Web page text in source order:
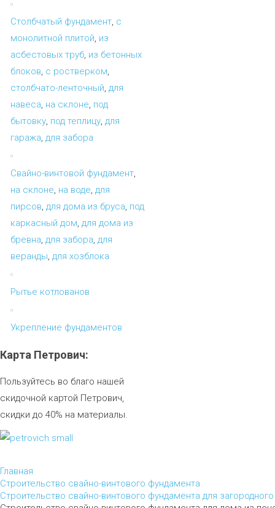
Столбчатый фундамент, с
монолитной плитой, из
асбестовых труб, из бетонных
блоков, с ростверком,
столбчато-ленточный, для
навеса, на склоне, под
бытовку, под теплицу, для
гаража, для забора
Свайно-винтовой фундамент,
на склоне, на воде, для
пирсов, для дома из бруса, под
каркасный дом, для дома из
бревна, для забора, для
веранды, для хозблока
Рытье котлованов
Укрепление фундаментов
Карта Петрович:
Пользуйтесь во благо нашей
скидочной картой Петрович,
скидки до 40% на материалы.
Главная
Строительство свайно-винтового фундамента
Строительство свайно-винтового фундамента для